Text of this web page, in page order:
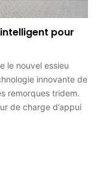
pour
le nouvel essieu
innovante de
remorques tridem.
de charge d’appui